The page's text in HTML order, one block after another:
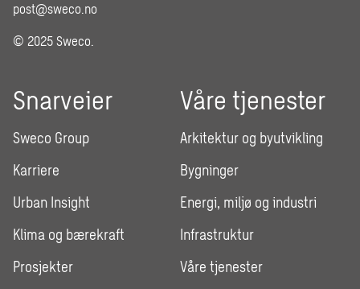
post@sweco.no
© 2025 Sweco.
Snarveier
Sweco Group
Karriere
Urban Insight
Klima og bærekraft
Prosjekter
Våre tjenester
Arkitektur og byutvikling
Bygninger
Energi, miljø og industri
Infrastruktur
Våre tjenester